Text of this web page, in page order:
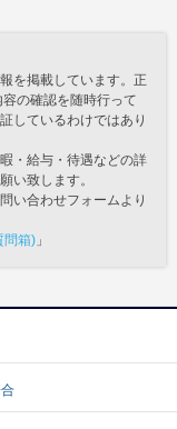
を掲載しています。正
の確認を随時行って
しているわけではあり
・給与・待遇などの詳
い致します。
い合わせフォームより
問箱) 」